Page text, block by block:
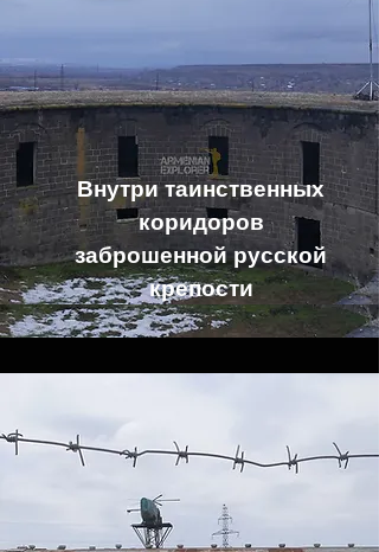
Внутри таинственных
коридоров
заброшенной русской
крепости